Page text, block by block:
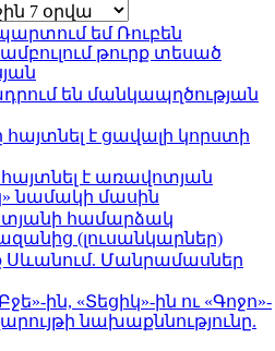
եմ Ռուբեն
թուրք տեսած
են մանկապղծության
է ցավալի կորստի
հայտնել է առավոտյան
նամակի մասին
համարձակ
(լուսանկարներ)
Մանրամասներ
ին, «Տեցիկ»-ին ու «Գոջո»-
նախաքննությունը.